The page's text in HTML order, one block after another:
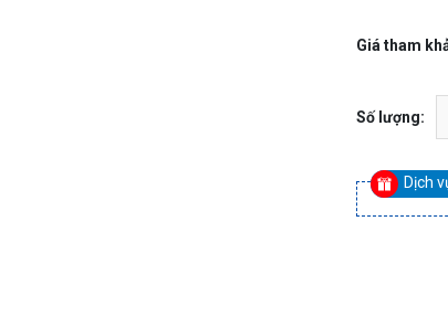
Giá tham
Số lượng:
Dịch